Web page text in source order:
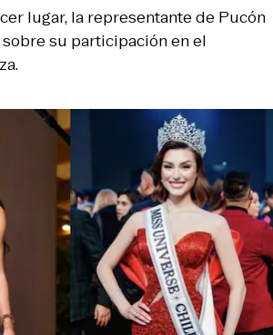
lugar, la representante de Pucón
su participación en el